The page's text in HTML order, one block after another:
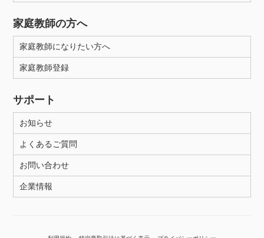
家庭教師の方へ
家庭教師になりたい方へ
家庭教師登録
サポート
お知らせ
よくあるご質問
お問い合わせ
企業情報